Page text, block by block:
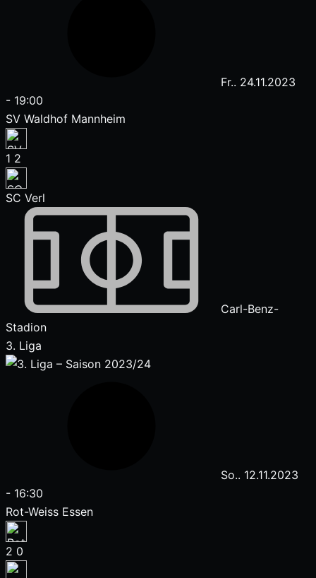
Fr.. 24.11.2023
- 19:00
SV Waldhof Mannheim
1 2
SC Verl
Carl-Benz-
Stadion
3. Liga
So.. 12.11.2023
- 16:30
Rot-Weiss Essen
2 0